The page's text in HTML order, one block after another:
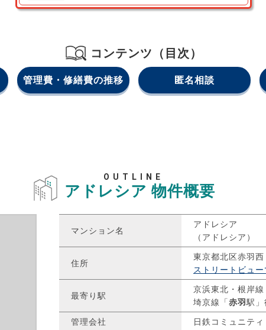
コンテンツ（目次）
管理費・修繕費の推移 匿名相談
OUTLINE
アドレシア 物件概要
マンション名
アドレシア
（アドレシア）
住所
東京都北区赤羽
ストリートビュ
最寄り駅
京浜東北・根岸線
埼京線「 赤羽駅
管理会社 日鉄コミュニテ